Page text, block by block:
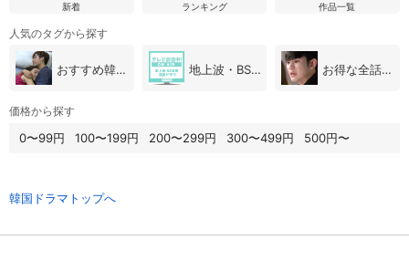
新着 ランキング 作品一覧
人気のタグから探す
おすすめ韓国ドラマ 地上波・BS放送（韓国ドラマ） お得な全話パック
価格から探す
0〜99円 100〜199円 200〜299円 300〜499円 500円〜
韓国ドラマトップへ